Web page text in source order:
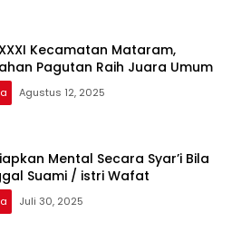
Kecamatan Mataram,
Pagutan Raih Juara Umum
Agustus 12, 2025
Mental Secara Syar’i Bila
Suami / istri Wafat
Juli 30, 2025